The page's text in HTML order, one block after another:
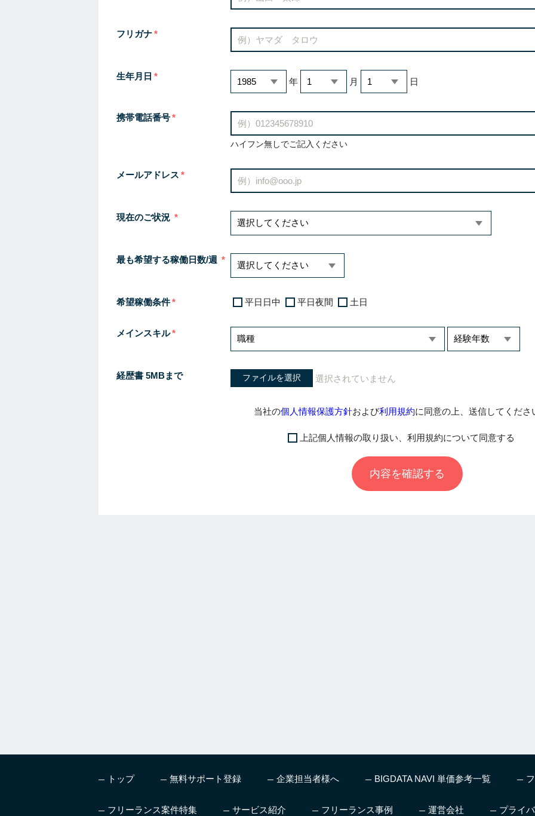
フリガナ
生年月日
年 月 日
携帯電話番号
ハイフン無しでご記入ください
メールアドレス
現在のご状況
最も希望する稼働日数/週
希望稼働条件 平日日中 平日夜間 土日
メインスキル
経歴書 5MBまで ファイルを選択
当社の個人情報保護方針および利用規約に同意の上、送信してくださ
上記個人情報の取り扱い、利用規約について同意する
i
f
e
内容を確認する
トップ 無料サポート登録 企業担当者様へ BIGDATA NAVI 単価参考一覧
フリーランス案件特集 サービス紹介 フリーランス事例 運営会社 プライ